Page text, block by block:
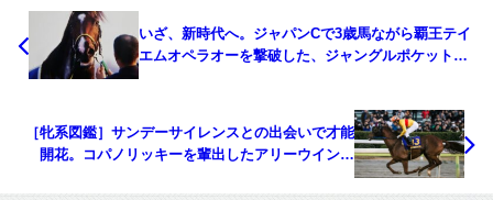
いざ、新時代へ。ジャパンCで3歳馬ながら覇王テイ
エムオペラオーを撃破した、ジャングルポケットの
［牝系図鑑］サンデーサイレンスとの出会いで才能
開花。コパノリッキーを輩出したアリーウイン牝